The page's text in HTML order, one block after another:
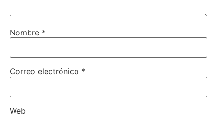
Nombre *
Correo electrónico *
Web